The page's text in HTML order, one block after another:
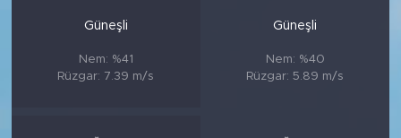
Güneşli
Nem: %41
Rüzgar: 7.39 m/s
Güneşli
Nem: %40
Rüzgar: 5.89 m/s